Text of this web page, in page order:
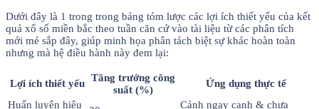
Dưới đây là 1 trong trong bảng tóm lược các lợi ích thiết yếu của kết
quả xổ số miền bắc theo tuần căn cứ vào tài liệu từ các phân tích
mới mẻ sắp đây, giúp minh họa phân tách biệt sự khác hoàn toàn
nhưng mà hệ điều hành này đem lại:
Lợi ích thiết yếu Tăng trưởng công
suất (%)
Ứng dụng thực tế
Huấn luyện hiệu
Cảnh ngay cạnh & chưa